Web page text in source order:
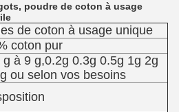
poudre de coton à usage
de coton à usage unique
coton pur
g à 9 g,0.2g 0.3g 0.5g 1g 2g
ou selon vos besoins